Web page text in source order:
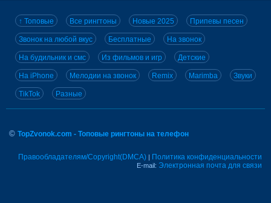
↑ Топовые Все рингтоны Новые 2025 Припевы песен
Звонок на любой вкус Бесплатные На звонок
На будильник и смс Из фильмов и игр Детские
На iPhone Мелодии на звонок Remix Marimba Звуки
TikTok Разные
© TopZvonok.com - Топовые рингтоны на телефон
Правообладателям/Copyright(DMCA) | Политика конфиденциальности
E-mail: Электронная почта для связи